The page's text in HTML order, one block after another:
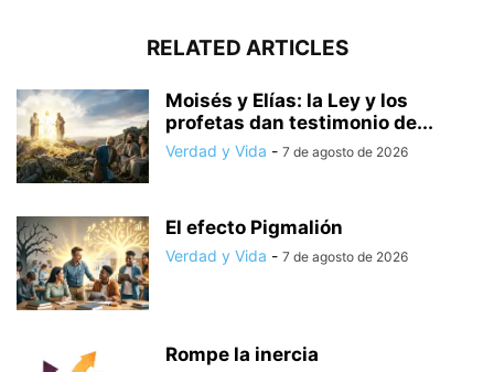
RELATED ARTICLES
Moisés y Elías: la Ley y los
profetas dan testimonio de...
Verdad y Vida - 7 de agosto de 2026
El efecto Pigmalión
Verdad y Vida - 7 de agosto de 2026
Rompe la inercia